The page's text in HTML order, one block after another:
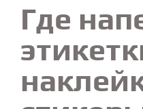
Где